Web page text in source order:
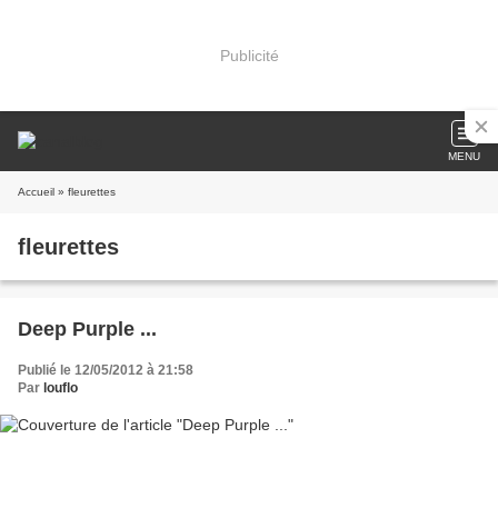
Publicité
MENU
Accueil » fleurettes
fleurettes
Deep Purple ...
Publié le 12/05/2012 à 21:58
Par louflo